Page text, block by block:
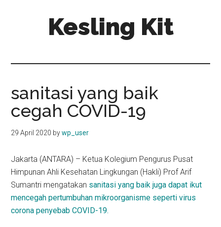
Kesling Kit
sanitasi yang baik
cegah COVID-19
29 April 2020 bywp_user
Jakarta (ANTARA) – Ketua Kolegium Pengurus Pusat
Himpunan Ahli Kesehatan Lingkungan (Hakli) Prof Arif
Sumantri mengatakan sanitasi yang baik juga dapat ikut
mencegah pertumbuhan mikroorganisme seperti virus
corona penyebab COVID-19.